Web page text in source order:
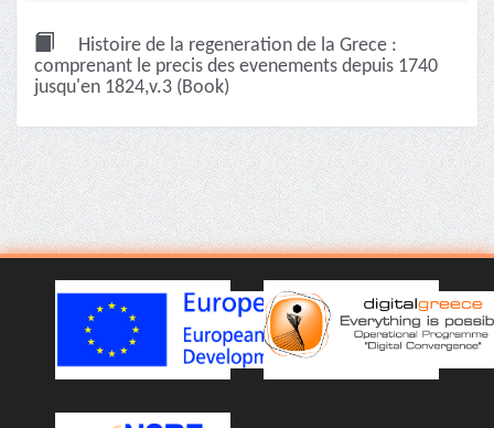
Histoire de la regeneration de la Grece :
comprenant le precis des evenements depuis 1740
jusqu'en 1824,v.3 (Book)